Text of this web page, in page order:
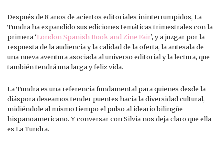
Después de 8 años de aciertos editoriales ininterrumpidos, La
Tundra ha expandido sus ediciones temáticas trimestrales con la
primera ‘London Spanish Book and Zine Fair’, y a juzgar por la
respuesta de la audiencia y la calidad de la oferta, la antesala de
una nueva aventura asociada al universo editorial y la lectura, que
también tendrá una larga y feliz vida.
La Tundra es una referencia fundamental para quienes desde la
diáspora deseamos tender puentes hacia la diversidad cultural,
midiéndole al mismo tiempo el pulso al ideario bilingüe
hispanoamericano. Y conversar con Silvia nos deja claro que ella
es La Tundra.